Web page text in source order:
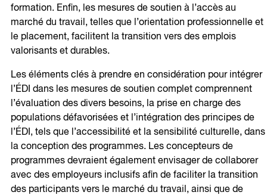
formation. Enfin, les mesures de soutien à l’accès au
marché du travail, telles que l’orientation professionnelle et
le placement, facilitent la transition vers des emplois
valorisants et durables.
Les éléments clés à prendre en considération pour intégrer
l’ÉDI dans les mesures de soutien complet comprennent
l’évaluation des divers besoins, la prise en charge des
populations défavorisées et l’intégration des principes de
l’ÉDI, tels que l’accessibilité et la sensibilité culturelle, dans
la conception des programmes. Les concepteurs de
programmes devraient également envisager de collaborer
avec des employeurs inclusifs afin de faciliter la transition
des participants vers le marché du travail, ainsi que de